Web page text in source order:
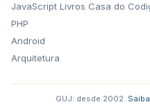
JavaScript
PHP
Android
Arquitetura
Livros Casa do
GUJ: desde 2002.